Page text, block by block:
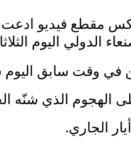
الثلاثاء 6 مايو/أيار
في وقت سابق
الهجوم الذي شنّه